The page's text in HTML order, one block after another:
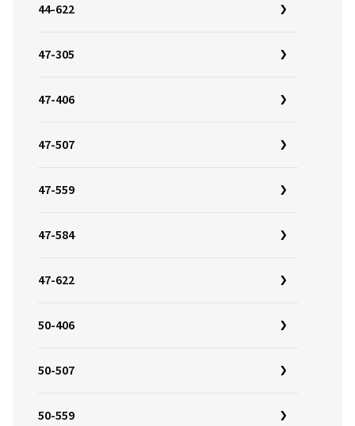
44-622
47-305
47-406
47-507
47-559
47-584
47-622
50-406
50-507
50-559